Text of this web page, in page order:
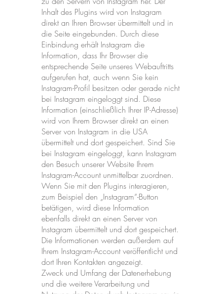
Inhalt des Plugins wird von Instagram
direkt an Ihren Browser übermittelt und in
die Seite eingebunden. Durch diese
Einbindung erhält Instagram die
Information, dass Ihr Browser die
entsprechende Seite unseres Webauftritts
aufgerufen hat, auch wenn Sie kein
Instagram-Profil besitzen oder gerade nicht
bei Instagram eingeloggt sind. Diese
Information (einschließlich Ihrer IP-Adresse)
wird von Ihrem Browser direkt an einen
Server von Instagram in die USA
übermittelt und dort gespeichert. Sind Sie
bei Instagram eingeloggt, kann Instagram
den Besuch unserer Website Ihrem
Instagram-Account unmittelbar zuordnen.
Wenn Sie mit den Plugins interagieren,
zum Beispiel den „Instagram“-Button
betätigen, wird diese Information
ebenfalls direkt an einen Server von
Instagram übermittelt und dort gespeichert.
Die Informationen werden außerdem auf
Ihrem Instagram-Account veröffentlicht und
dort Ihren Kontakten angezeigt.
Zweck und Umfang der Datenerhebung
und die weitere Verarbeitung und